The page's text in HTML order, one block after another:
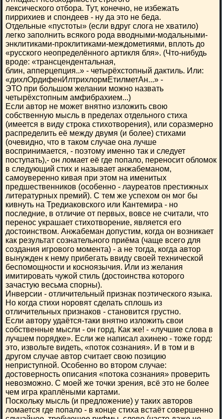
лексического отбора. Тут, конечно, не избежать
пиррихиев и спондеев - ну да это не беда.
Отдельные «пустоты» (если вдруг слога не хватило)
легко заполнить всякого рода вводными-модальными-
энклитиками-проклитиками-междометиями, вплоть до
«русского неопределённого артикля бля». (Что-нибудь
вроде: «трансцендентальная,
блин, апперцепция..» - четырёхстопный дактиль. Или:
«дихлОрдифенИлтрихлормЕтилметАн...» -
ЭТО при большом желании можно назвать
четырёхстопным амфибрахием...)
Если автор не может внятно изложить свою
собственную мысль в пределах отдельного стиха
(имеется в виду строка стихотворения), или соразмерно
распределить её между двумя (и более) стихами
(очевидно, что в таком случае она лучше
воспринимается, - поэтому именно так и следует
поступать),- он ломает её где попало, переносит обломок
в следующий стих и называет анжабеманом,
самоуверенно кивая при этом на именитых
предшественников (особенно - лауреатов престижных
литературных премий). С тем же успехом он мог бы
кивнуть на Тредиаковского или Кантемира - но
последние, в отличие от первых, вовсе не считали, что
перенос украшает стихотворение, является его
достоинством. Анжабеман допустим, когда он возникает
как результат сознательного приёма (чаще всего для
создания игрового момента) - а не тогда, когда автор
вынужден к нему прибегать ввиду своей технической
беспомощности и косноязычия. Или из желания
имитировать чужой стиль (достоинства которого
зачастую весьма спорны).
Инверсии - отличительный признак поэтического языка.
Но когда стихи норовят сделать сплошь из
отличительных признаков - становится грустно.
Если автору удаётся-таки внятно изложить свои
собственные мысли - он горд. Как же! - «лучшие слова в
лучшем порядке». Если же написал ахинею - тоже горд:
это, извольте видеть, «поток сознания». И в том и в
другом случае автор считает свою позицию
неприступной. Особенно во втором случае:
достоверность описания «потока сознания» проверить
невозможно. С моей же точки зрения, всё это не более
чем игра краплёными картами.
Поскольку мысль (и предложение) у таких авторов
ломается где попало - в конце стиха встаёт совершенно